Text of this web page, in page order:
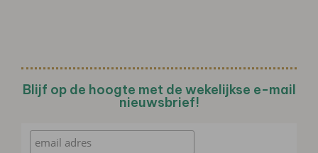
Blijf op de hoogte met de wekelijkse e-mail
nieuwsbrief!